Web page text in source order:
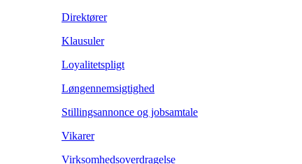
Direktører
Klausuler
Loyalitetspligt
Løngennemsigtighed
Stillingsannonce og jobsamtale
Vikarer
Virksomhedsoverdragelse